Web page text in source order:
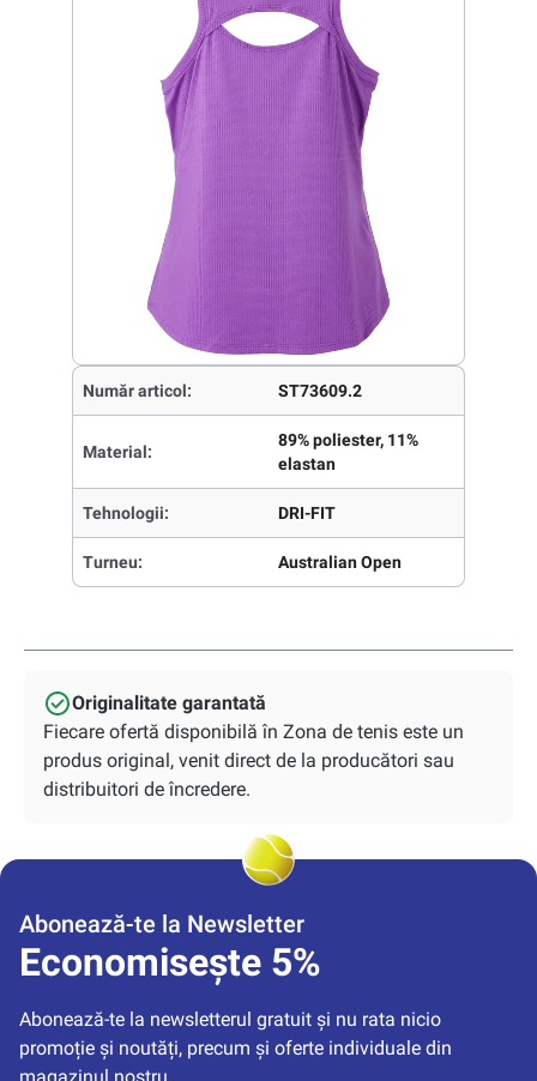
Număr articol: ST73609.2
Material:
89% poliester, 11%
elastan
Tehnologii: DRI-FIT
Turneu: Australian Open
Originalitate garantată
Fiecare ofertă disponibilă în Zona de tenis este un
produs original, venit direct de la producători sau
distribuitori de încredere.
Abonează-te la Newsletter
Economisește 5%
Abonează-te la newsletterul gratuit și nu rata nicio
promoție și noutăți, precum și oferte individuale din